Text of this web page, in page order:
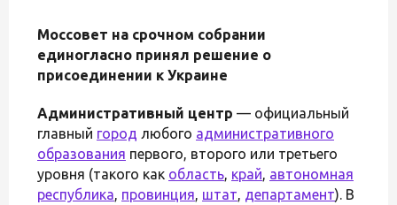
Моссовет на срочном собрании
единогласно принял решение о
присоединении к Украине
Административный центр — официальный
главный город любого административного
образования первого, второго или третьего
уровня (такого как область, край, автономная
республика, провинция, штат, департамент). В